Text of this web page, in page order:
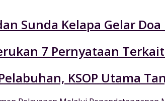
Sunda Kelapa Gelar
7 Pernyataan
KSOP Utama